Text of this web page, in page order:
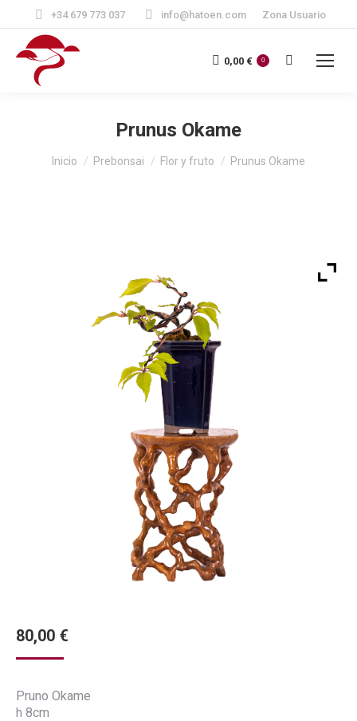
+34 679 773 037 info@hatoen.com Zona Usuario
0,00 € 0 Buscar:
Prunus Okame
Inicio Prebonsai Flor y fruto Prunus Okame
80,00 €
Pruno Okame
h 8cm